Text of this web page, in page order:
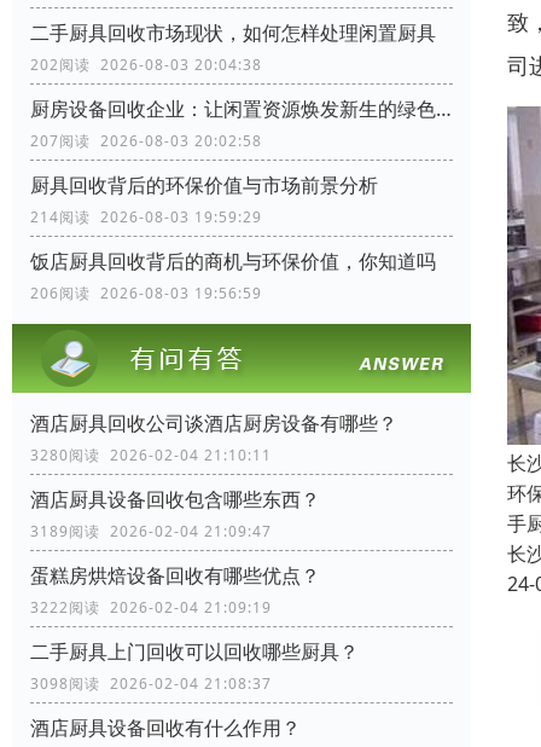
二手厨具回收市场现状，如何怎样处理闲置厨具
202阅读 2026-08-03 20:04:38
厨房设备回收企业：让闲置资源焕发新生的绿色力量
207阅读 2026-08-03 20:02:58
厨具回收背后的环保价值与市场前景分析
214阅读 2026-08-03 19:59:29
饭店厨具回收背后的商机与环保价值，你知道吗
206阅读 2026-08-03 19:56:59
酒店厨具回收公司谈酒店厨房设备有哪些？
3280阅读 2026-02-04 21:10:11
酒店厨具设备回收包含哪些东西？
3189阅读 2026-02-04 21:09:47
蛋糕房烘焙设备回收有哪些优点？
3222阅读 2026-02-04 21:09:19
二手厨具上门回收可以回收哪些厨具？
3098阅读 2026-02-04 21:08:37
酒店厨具设备回收有什么作用？
致
司
长
环
手
长
24-